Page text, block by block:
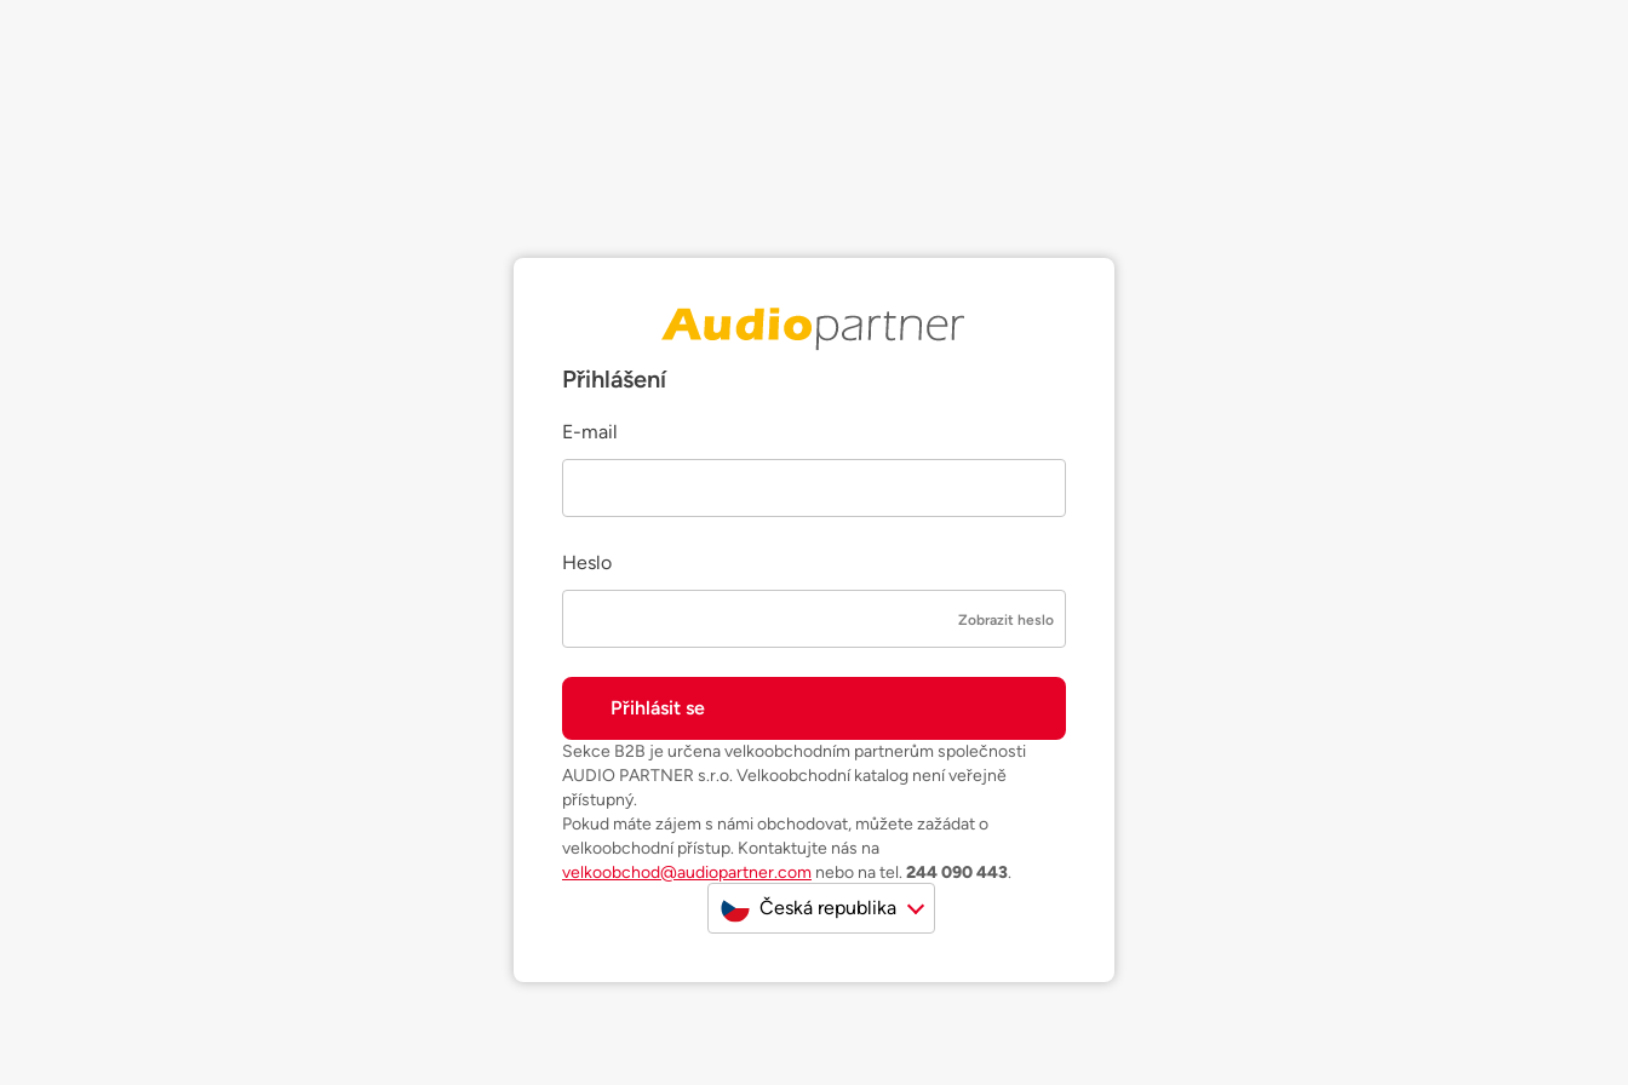
Přihlášení
E-mail
Heslo
Zobrazit heslo
Sekce B2B je určena velkoobchodním partnerům společnosti
AUDIO PARTNER s.r.o. Velkoobchodní katalog není veřejně
přístupný.
Pokud máte zájem s námi obchodovat, můžete zažádat o
velkoobchodní přístup. Kontaktujte nás na
velkoobchod@audiopartner.com nebo na tel. 244 090 443.
Česká republika